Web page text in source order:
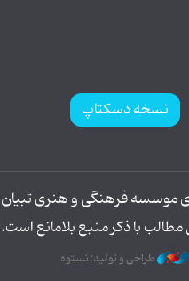
نسخه دسکتاپ
موسسه فرهنگی و هنری
با ذکر منبع بلامانع است.
طراحی و تولید: نستوه